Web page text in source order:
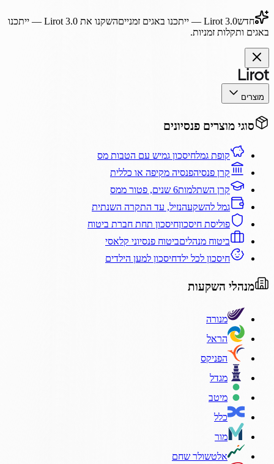
חדשLirot 3.0 — ייתכנו באגים זמנייםהשקנו את Lirot 3.0— ייתכנו
באגים ותקלות זמניות.
מוצרים
סוגי מוצרים פנסיונים
קופת גמלחיסכון גמיש עם הטבות מס
קרן פנסיהפנסיה מקיפה או כללית
קרן השתלמות6 שנים, פטור ממס
גמל להשקעהנזיל, עד התקרה השנתית
פוליסת חיסכוןחיסכון תחת חברת ביטוח
ביטוח מנהליםביטוח פנסיוני קלאסי
חיסכון לכל ילדחיסכון למען הילדים
מנהלי השקעות
מנורה
הראל
הפניקס
מגדל
מיטב
כלל
מור
אלטשולר שחם